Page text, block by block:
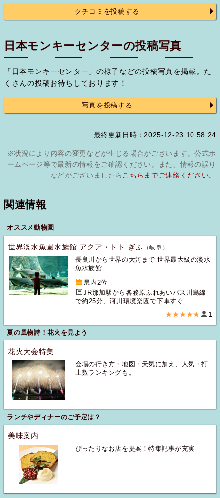
クチコミを投稿する
日本モンキーセンターの投稿写真
「日本モンキーセンター」の様子などの投稿写真を掲載。た
くさんの投稿お待ちしております！
写真を投稿する
最終更新日時：2025-12-23 10:58:24
※状況により内容の変更などが生じる場合がございます。公式ホ
ームページ等で最新の情報をご確認ください。また、情報の誤り
などがございましたら こちらまでご連絡ください。
関連情報
オススメ動物園
世界淡水魚園水族館 アクア・トト ぎふ
（岐阜）
長良川から世界の大河まで 世界最大級の淡水
魚水族館
県内2位
JR那加駅から各務原ふれあいバス川島線
で約25分、河川環境楽園で下車すぐ
★★★★★ 1
夏の風物詩！花火を見よう
花火大会特集
会場の行き方・地図・天気に加え、人気・打
上数ランキングも。
ランチやディナーのご予定は？
美味案内
ぴったりなお店を提案！特集記事が充実